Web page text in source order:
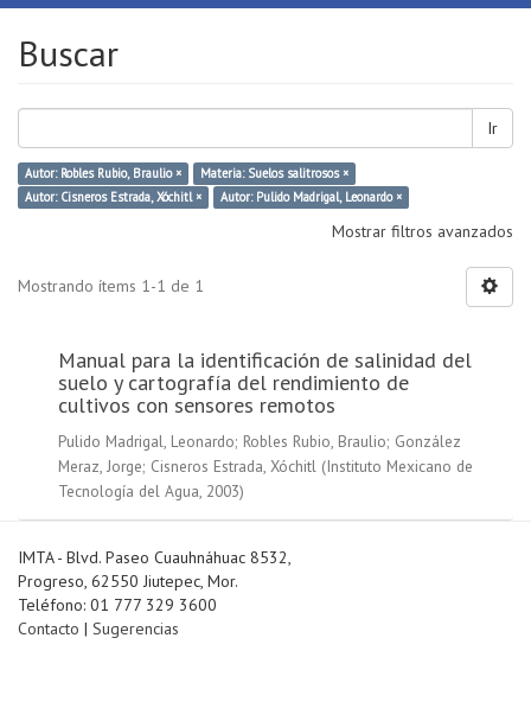
Buscar
Ir
Autor: Robles Rubio, Braulio ×
Materia: Suelos salitrosos ×
Autor: Cisneros Estrada, Xóchitl ×
Autor: Pulido Madrigal, Leonardo ×
Mostrar filtros avanzados
Mostrando ítems 1-1 de 1
Manual para la identificación de salinidad del
suelo y cartografía del rendimiento de
cultivos con sensores remotos
Pulido Madrigal, Leonardo; Robles Rubio, Braulio; González
Meraz, Jorge; Cisneros Estrada, Xóchitl (Instituto Mexicano de
Tecnología del Agua, 2003)
IMTA - Blvd. Paseo Cuauhnáhuac 8532,
Progreso, 62550 Jiutepec, Mor.
Teléfono: 01 777 329 3600
Contacto | Sugerencias